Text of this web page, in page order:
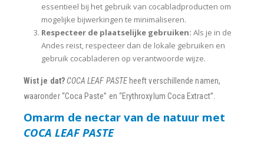
essentieel bij het gebruik van cocabladproducten om
mogelijke bijwerkingen te minimaliseren.
Respecteer de plaatselijke gebruiken: Als je in de
Andes reist, respecteer dan de lokale gebruiken en
gebruik cocabladeren op verantwoorde wijze.
Wist je dat?COCA LEAF PASTEheeft verschillende namen,
waaronder “Coca Paste” en “Erythroxylum Coca Extract”.
Omarm de nectar van de natuur met
COCA LEAF PASTE